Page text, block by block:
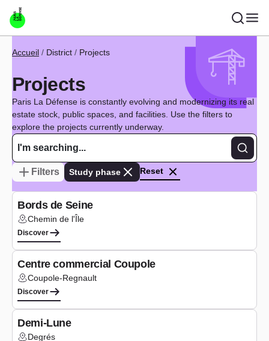
Skip to main content
Breadcrumb
Accueil District Projects
Projects
Paris La Défense is constantly evolving and modernizing its real
estate stock, public spaces, and facilities. Use the filters to
explore the projects currently underway.
Filters Study phase Reset
Bords de Seine
Lieu :Chemin de l'Île
Discover
Centre commercial Coupole
Lieu :Coupole-Regnault
Discover
Demi-Lune
Degrés